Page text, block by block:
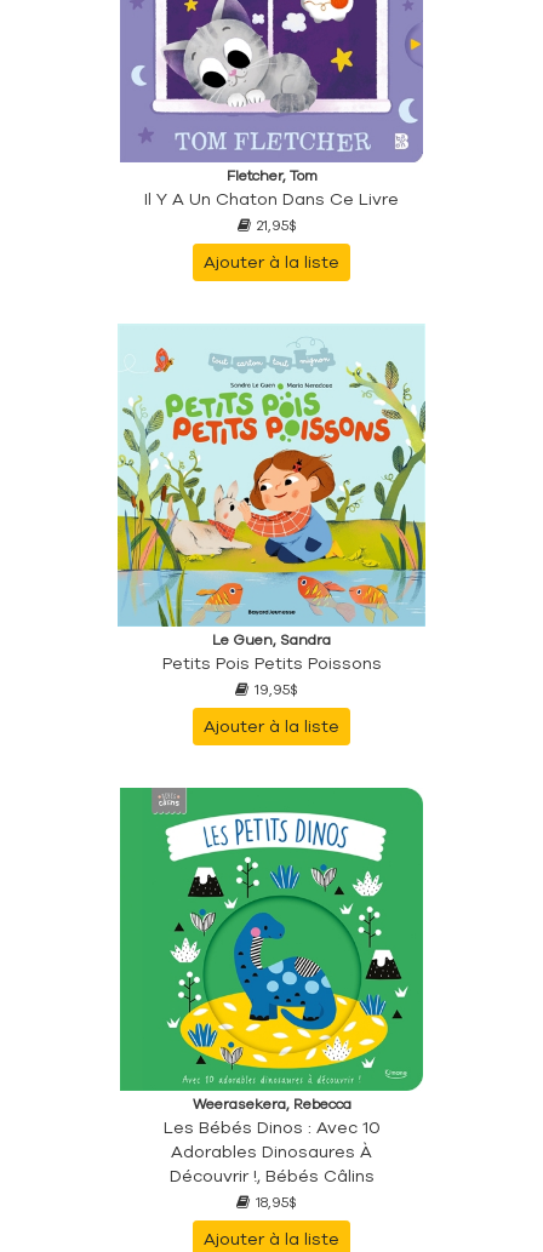
Fletcher, Tom
Il Y A Un Chaton Dans Ce Livre
21,95$
Ajouter à la liste
Le Guen, Sandra
Petits Pois Petits Poissons
19,95$
Ajouter à la liste
Weerasekera, Rebecca
Les Bébés Dinos : Avec 10
Adorables Dinosaures À
Découvrir !, Bébés Câlins
18,95$
Ajouter à la liste